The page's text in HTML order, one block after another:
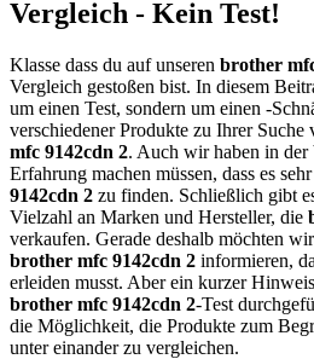
Vergleich - Kein Test!
Klasse dass du auf unseren brother
Vergleich gestoßen bist. In diesem
um einen Test, sondern um einen -
verschiedener Produkte zu Ihrer
mfc 9142cdn 2. Auch wir haben in der
Erfahrung machen müssen, dass es
9142cdn 2 zu finden. Schließlich gibt
Vielzahl an Marken und Hersteller, die
verkaufen. Gerade deshalb möchten
brother mfc 9142cdn 2 informieren,
erleiden musst. Aber ein kurzer
brother mfc 9142cdn 2-Test
die Möglichkeit, die Produkte zum
unter einander zu vergleichen.